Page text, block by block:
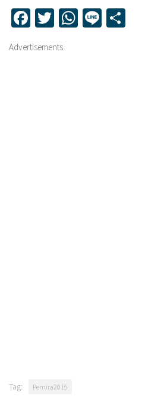
Facebook
TwitterWhatsApp
Line
Advertisements
Tag: Pemira2015